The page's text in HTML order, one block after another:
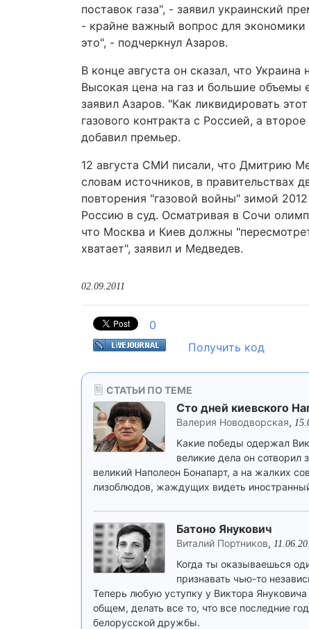
поставок газа", - заявил украинский
- крайне важный вопрос для
это", - подчеркнул Азаров.
В конце августа он сказал, что
Высокая цена на газ и большие объемы
заявил Азаров. "Как ликвидировать
газового контракта с Россией, а
добавил премьер.
12 августа СМИ писали, что Дмитрию
словам источников, в правительствах
повторения "газовой войны" зимой
Россию в суд. Осматривая в Сочи
что Москва и Киев должны
хватает", заявил и Медведев.
02.09.2011
0
Получить код
СТАТЬИ ПО ТЕМЕ
Сто дней киевского
Валерия Новодворская,
Какие победы одержал
великие дела он
великий Наполеон Бонапарт, а на жалких
лизоблюдов, жаждущих видеть
Батоно Янукович
Виталий Портников,
Когда ты оказываешься
признавать чью-то
Теперь любую уступку у Виктора
общем, делать все то, что все последние
белорусской дружбы.